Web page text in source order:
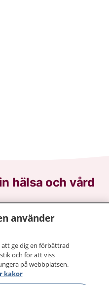
hälsa och vård
och information om
du kan kontakta.
och göra dina
1177 för
runt.
bättre.
använder
ge dig en förbättrad
och för att viss
på webbplatsen.
kakor